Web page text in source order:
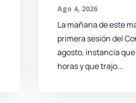
Ago 4, 2026
La mañana de este
primera sesión del
agosto, instancia
horas y que trajo...